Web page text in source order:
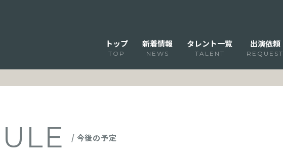
トップ
TOP
新着情報
NEWS
タレント一覧
TALENT
出演依頼
REQUEST
/ 今後の予定